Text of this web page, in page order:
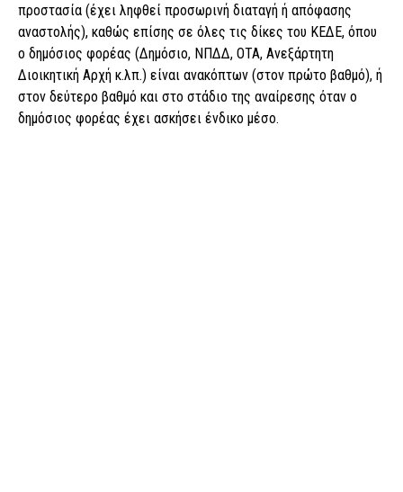
προστασία (έχει ληφθεί προσωρινή διαταγή ή απόφασης
αναστολής), καθώς επίσης σε όλες τις δίκες του ΚΕΔΕ, όπου
ο δημόσιος φορέας (Δημόσιο, ΝΠΔΔ, ΟΤΑ, Ανεξάρτητη
Διοικητική Αρχή κ.λπ.) είναι ανακόπτων (στον πρώτο βαθμό), ή
στον δεύτερο βαθμό και στο στάδιο της αναίρεσης όταν ο
δημόσιος φορέας έχει ασκήσει ένδικο μέσο.